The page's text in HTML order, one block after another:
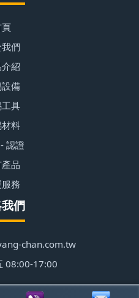
們
紹
備
具
料
認證
品
務
們
chan.com.tw
08:00-17:00